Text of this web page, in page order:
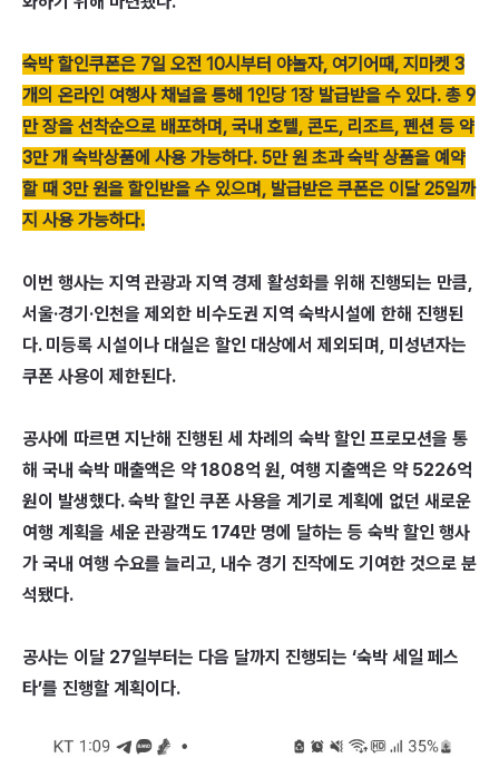
숙박 할인쿠폰은 7일 오전 10시부터 야놀자, 여기어때, 지마켓 3
개의 온라인 여행사 채널을 통해 1인당 1장 발급받을 수 있다. 총 9
만 장을 선착순으로 배포하며, 국내 호텔, 콘도, 리조트, 펜션 등 약
3만 개 숙박상품에 사용 가능하다. 5만 원 초과 숙박 상품을 예약
할 때 3만 원을 할인받을 수 있으며, 발급받은 쿠폰은 이달 25일까
지 사용 가능하다.
이번 행사는 지역 관광과 지역 경제 활성화를 위해 진행되는 만큼,
서울·경기·인천을 제외한 비수도권 지역 숙박시설에 한해 진행된
다. 미등록 시설이나 대실은 할인 대상에서 제외되며, 미성년자는
쿠폰 사용이 제한된다.
공사에 따르면 지난해 진행된 세 차례의 숙박 할인 프로모션을 통
해 국내 숙박 매출액은 약 1808억 원, 여행 지출액은 약 5226억
원이 발생했다. 숙박 할인 쿠폰 사용을 계기로 계획에 없던 새로운
여행 계획을 세운 관광객도 174만 명에 달하는 등 숙박 할인 행사
가 국내 여행 수요를 늘리고, 내수 경기 진작에도 기여한 것으로 분
석됐다.
공사는 이달 27일부터는 다음 달까지 진행되는 ‘숙박 세일 페스
타’를 진행할 계획이다.